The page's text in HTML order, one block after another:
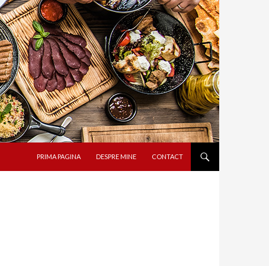
PRIMA PAGINA
DESPRE MINE CONTACT